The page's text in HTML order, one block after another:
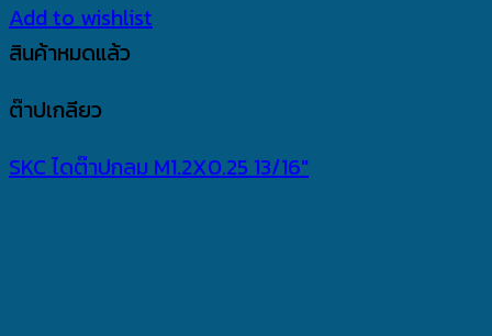
Add to wishlist
สินค้าหมดแล้ว
ต๊าปเกลียว
SKC ไดต๊าปกลม M1.2X0.25 13/16″